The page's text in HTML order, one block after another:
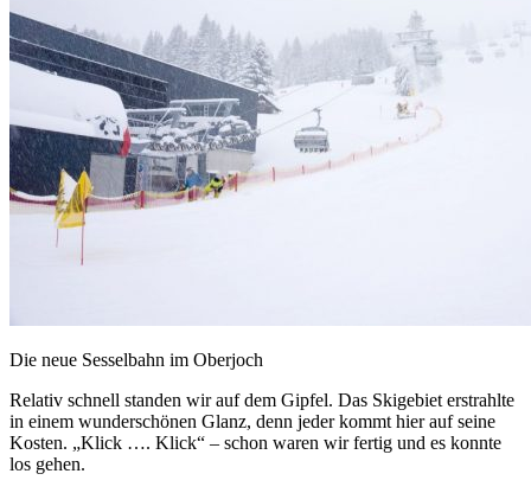
Die neue Sesselbahn im Oberjoch
Relativ schnell standen wir auf dem Gipfel. Das Skigebiet erstrahlte
in einem wunderschönen Glanz, denn jeder kommt hier auf seine
Kosten. „Klick …. Klick“ – schon waren wir fertig und es konnte
los gehen.